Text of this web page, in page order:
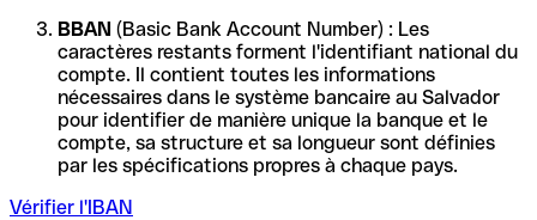
BBAN (Basic Bank Account Number) : Les
caractères restants forment l'identifiant national du
compte. Il contient toutes les informations
nécessaires dans le système bancaire au Salvador
pour identifier de manière unique la banque et le
compte, sa structure et sa longueur sont définies
par les spécifications propres à chaque pays.
Vérifier l'IBAN